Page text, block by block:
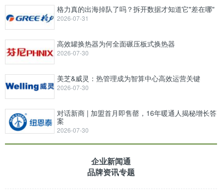
格力真的出海掉队了吗？拆开数据才知道它"差在哪"
2026-07-31
高效罐换热器为何全面碾压板式换热器
2026-07-30
美芝&威灵：热管理成为智算中心高效运营关键
2026-07-30
对话新商 | 加盟首月即售罄，16年暖通人揭秘增长答
案
2026-07-30
企业新闻通
品牌资讯专题